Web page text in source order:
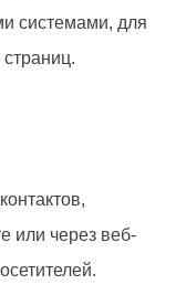
системами, для
или через веб-